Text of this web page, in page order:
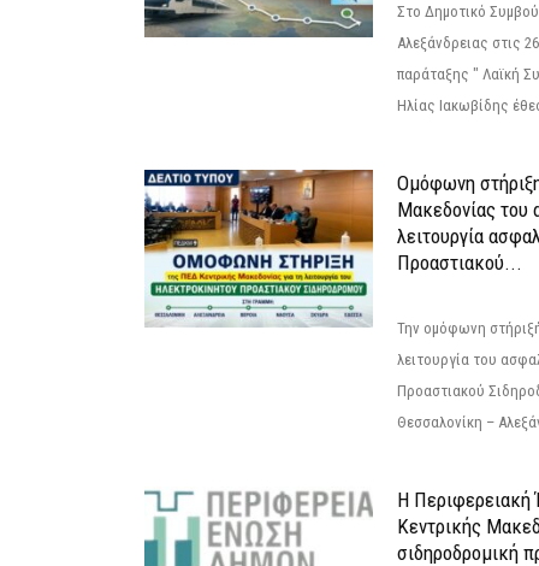
Στο Δημοτικό
Αλεξάνδρειας στις
παράταξης " Λαϊκή
Ηλίας Ιακωβίδης
Ομόφωνη
Μακεδονίας του
λειτουργία
Προαστιακού...
Την ομόφωνη
λειτουργία του
Προαστιακού
Θεσσαλονίκη –
Η
Κεντρικής
σιδηροδρομική